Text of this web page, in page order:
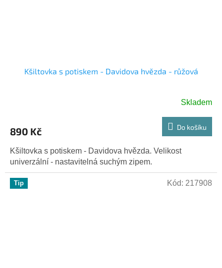
Kšiltovka s potiskem - Davidova hvězda - růžová
Skladem
890 Kč Do košíku
Kšiltovka s potiskem - Davidova hvězda. Velikost
univerzální - nastavitelná suchým zipem.
Tip Kód: 217908